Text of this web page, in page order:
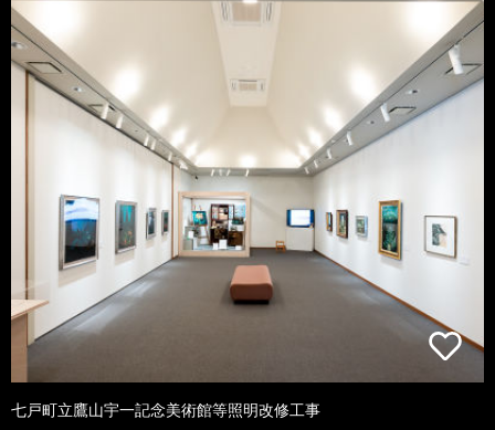
七戸町立鷹山宇一記念美術館等照明改修工事